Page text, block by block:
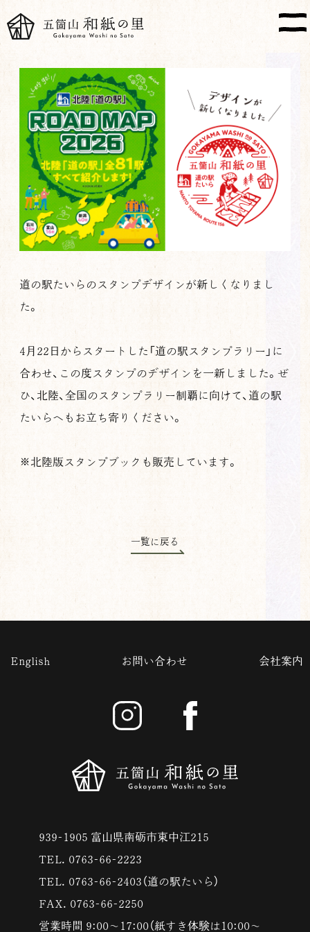
道の駅たいらのスタンプデザインが新しくなりまし
た。
4月22日からスタートした「道の駅スタンプラリー」に
合わせ、この度スタンプのデザインを一新しました。ぜ
ひ、北陸、全国のスタンプラリー制覇に向けて、道の駅
たいらへもお立ち寄りください。
※北陸版スタンプブックも販売しています。
一覧に戻る
939-1905 富山県南砺市東中江215
TEL. 0763-66-2223
TEL. 0763-66-2403（道の駅たいら）
FAX. 0763-66-2250
営業時間 9:00〜17:00（紙すき体験は10:00〜
English お問い合わせ 会社案内